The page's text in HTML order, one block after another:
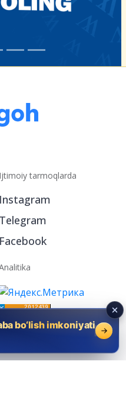
Ijtimoiy tarmoqlarda
Instagram
Telegram
Facebook
bo‘lish imkoniyati